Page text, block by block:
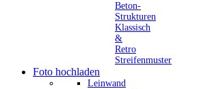
Beton-
Strukturen
Klassisch
&
Retro
Streifenmuster
Foto hochladen
Leinwand